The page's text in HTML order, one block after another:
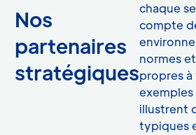
Nos
partenaires
stratégiques
chaque
compte
normes
propres à
exemples
illustrent
typiques